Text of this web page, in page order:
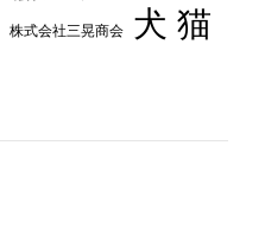
株式会社三晃商会 犬 猫